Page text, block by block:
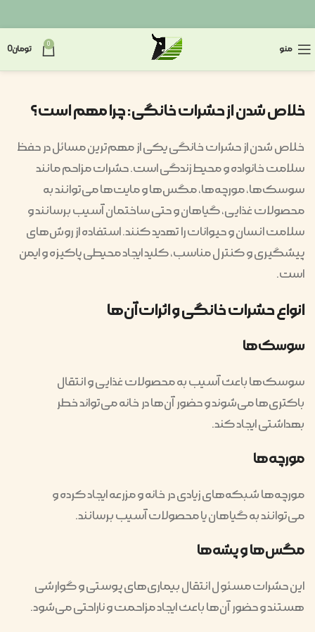
منو 0 تومان0
خلاص شدن از حشرات خانگی: چرا مهم است؟
خلاص شدن از حشرات خانگی یکی از مهم‌ترین مسائل در حفظ
سلامت خانواده و محیط زندگی است. حشرات مزاحم مانند
سوسک‌ها، مورچه‌ها، مگس‌ها و مایت‌ها می‌توانند به
محصولات غذایی، گیاهان و حتی ساختمان آسیب برسانند و
سلامت انسان و حیوانات را تهدید کنند. استفاده از روش‌های
پیشگیری و کنترل مناسب، کلید ایجاد محیطی پاکیزه و ایمن
است.
انواع حشرات خانگی و اثرات آن‌ها
سوسک‌ها
سوسک‌ها باعث آسیب به محصولات غذایی و انتقال
باکتری‌ها می‌شوند و حضور آن‌ها در خانه می‌تواند خطر
بهداشتی ایجاد کند.
مورچه‌ها
مورچه‌ها شبکه‌های زیادی در خانه و مزرعه ایجاد کرده و
می‌توانند به گیاهان یا محصولات آسیب برسانند.
مگس‌ها و پشه‌ها
این حشرات مسئول انتقال بیماری‌های پوستی و گوارشی
هستند و حضور آن‌ها باعث ایجاد مزاحمت و ناراحتی می‌شود.